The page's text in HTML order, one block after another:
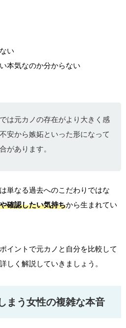
い
本気なのか分からない
は元カノの存在がより大きく感
安から嫉妬といった形になって
があります。
単なる過去へのこだわりではな
確認したい気持ちから生まれてい
イントで元カノと自分を比較して
しく解説していきましょう。
まう女性の複雑な本音